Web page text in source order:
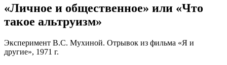
«Личное и общественное» или «Что
такое альтруизм»
Эксперимент В.С. Мухиной. Отрывок из фильма «Я и
другие», 1971 г.